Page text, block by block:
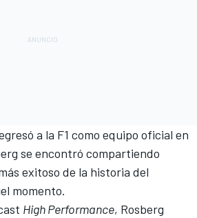
a la F1 como equipo oficial en
se encontró compartiendo
exitoso de la historia del
momento.
High Performance, Rosberg